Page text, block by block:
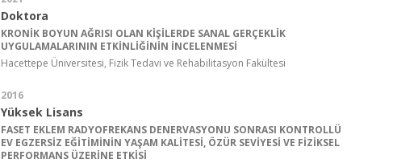
Doktora
KRONİK BOYUN AĞRISI OLAN KİŞİLERDE SANAL GERÇEKLİK
UYGULAMALARININ ETKİNLİĞİNİN İNCELENMESİ
Hacettepe Üniversitesi, Fizik Tedavi ve Rehabilitasyon Fakültesi
2016
Yüksek Lisans
FASET EKLEM RADYOFREKANS DENERVASYONU SONRASI KONTROLLÜ
EV EGZERSİZ EĞİTİMİNİN YAŞAM KALİTESİ, ÖZÜR SEVİYESİ VE FİZİKSEL
PERFORMANS ÜZERİNE ETKİSİ